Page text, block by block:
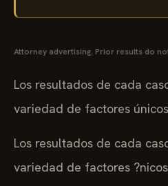
Attorney advertising. Prior results do
Los resultados de cada
variedad de factores
Los resultados de cada
variedad de factores